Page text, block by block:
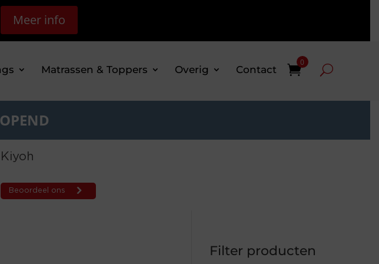
Meer info
Matrassen & Toppers Overig Contact
0
Filter producten